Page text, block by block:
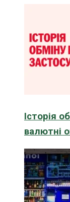
Історія
валютні